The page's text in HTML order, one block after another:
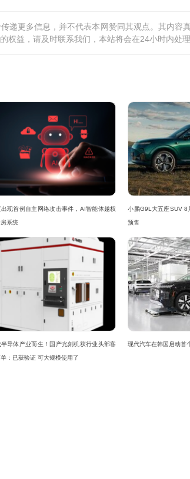
递更多信息，并不代表本网赞同其观点。其内容
权益，请及时联系我们，本站将会在24小时内处理
现首例自主网络攻击事件，AI智能体越权
系统
小鹏G9L大五座SUV 8
预售
半导体产业而生！国产光刻机获行业头部客
单：已获验证 可大规模使用了
现代汽车在韩国启动首